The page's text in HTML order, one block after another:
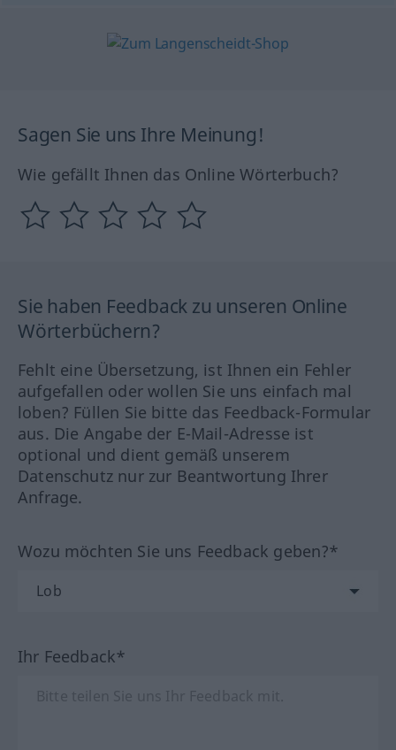
Sagen Sie uns Ihre Meinung!
Wie gefällt Ihnen das Online Wörterbuch?
Sie haben Feedback zu unseren Online
Wörterbüchern?
Fehlt eine Übersetzung, ist Ihnen ein Fehler
aufgefallen oder wollen Sie uns einfach mal
loben? Füllen Sie bitte das Feedback-Formular
aus. Die Angabe der E-Mail-Adresse ist
optional und dient gemäß unserem
Datenschutz nur zur Beantwortung Ihrer
Anfrage.
Wozu möchten Sie uns Feedback geben?*
Ihr Feedback*